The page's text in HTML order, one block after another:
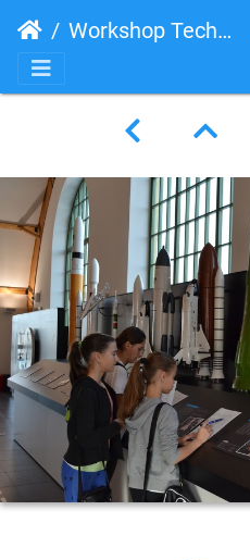
Workshop Techmania Science Center, o. p. s. 21. 10. 2014